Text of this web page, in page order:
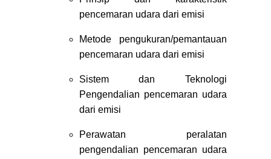
pencemaran udara dari emisi
Metode pengukuran/pemantauan
pencemaran udara dari emisi
Sistem dan Teknologi
Pengendalian pencemaran udara
dari emisi
Perawatan peralatan
pengendalian pencemaran udara